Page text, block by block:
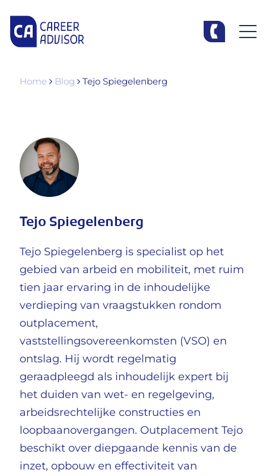
Home Blog Tejo Spiegelenberg
Tejo Spiegelenberg
Tejo Spiegelenberg is specialist op het
gebied van arbeid en mobiliteit, met ruim
tien jaar ervaring in de inhoudelijke
verdieping van vraagstukken rondom
outplacement,
vaststellingsovereenkomsten (VSO) en
ontslag. Hij wordt regelmatig
geraadpleegd als inhoudelijk expert bij
het duiden van wet- en regelgeving,
arbeidsrechtelijke constructies en
loopbaanovergangen. Outplacement Tejo
beschikt over diepgaande kennis van de
inzet, opbouw en effectiviteit van